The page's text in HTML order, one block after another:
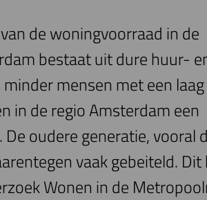
de woningvoorraad in de
bestaat uit dure huur-
mensen met een
in de regio Amsterdam een
oudere generatie, vooral
vaak gebeiteld.
Wonen in de